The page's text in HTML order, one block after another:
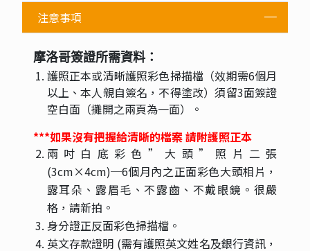
注意事項
摩洛哥簽證所需資料：
護照正本或清晰護照彩色掃描檔（效期需6個月
以上、本人親自簽名，不得塗改）須留3面簽證
空白面（攤開之兩頁為一面）。
***如果沒有把握給清晰的檔案 請附護照正本
兩吋白底彩色”大頭”照片二張
(3cm×4cm)─6個月內之正面彩色大頭相片，
露耳朵、露眉毛、不露齒、不戴眼鏡。很嚴
格，請新拍。
身分證正反面彩色掃描檔。
英文存款證明 (需有護照英文姓名及銀行資訊，